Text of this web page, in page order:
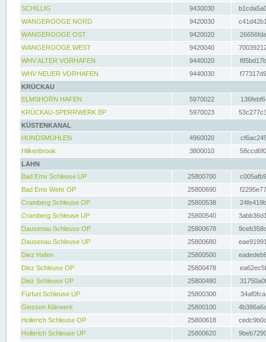
SCHILLIG
9430030
WANGEROOGE NORD
9420030
WANGEROOGE OST
9420020
WANGEROOGE WEST
9420040
WHV ALTER VORHAFEN
9440020
WHV NEUER VORHAFEN
9440030
KRÜCKAU
ELMSHORN HAFEN
5970022
KRÜCKAU-SPERRWERK BP
5970023
KÜSTENKANAL
HUNDSMÜHLEN
4960020
Hilkenbrook
3800010
LAHN
Bad Ems Schleuse UP
25800700
Bad Ems Wehr OP
25800690
Cramberg Schleuse OP
25800538
Cramberg Schleuse UP
25800540
Dausenau Schleuse OP
25800678
Dausenau Schleuse UP
25800680
Diez Hafen
25800500
Diez Schleuse OP
25800478
Diez Schleuse UP
25800480
Fürfurt Schleuse UP
25800300
Giessen Klärwerk
25800100
Hollerich Schleuse OP
25800618
Hollerich Schleuse UP
25800620